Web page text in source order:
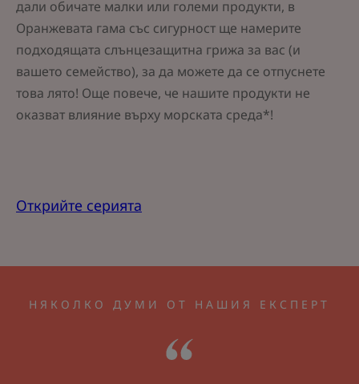
дали обичате малки или големи продукти, в
Оранжевата гама със сигурност ще намерите
подходящата слънцезащитна грижа за вас (и
вашето семейство), за да можете да се отпуснете
това лято! Още повече, че нашите продукти не
оказват влияние върху морската среда*!
Открийте серията
НЯКОЛКО ДУМИ ОТ НАШИЯ ЕКСПЕРТ